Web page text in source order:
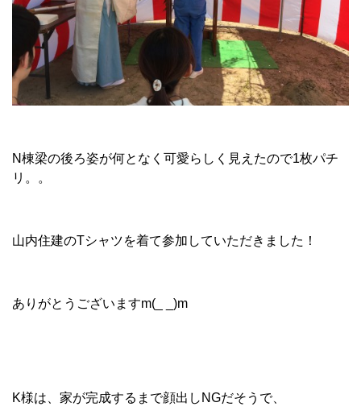
N棟梁の後ろ姿が何となく可愛らしく見えたので1枚パチ
リ。。
山内住建のTシャツを着て参加していただきました！
ありがとうございますm(_ _)m
K様は、家が完成するまで顔出しNGだそうで、